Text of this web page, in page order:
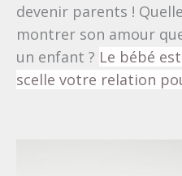
devenir parents !
montrer son amour
un enfant ? Le bébé
scelle votre relation